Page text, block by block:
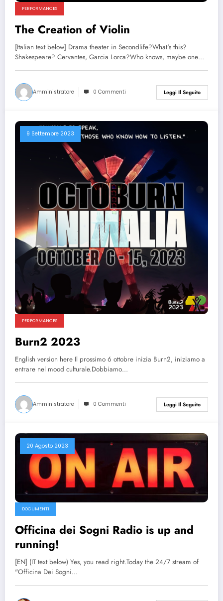
PERFORMANCES
The Creation of Violin
[Italian text below] Drama theater in Secondlife?What's this?
Shakespeare? Cervantes, Garcia Lorca?Who knows, maybe one…
Amministratore 0 Commenti Leggi Il Seguito
9 Settembre 2023
PERFORMANCES
Burn2 2023
English version here Il prossimo 6 ottobre inizia Burn2, iniziamo a
entrare nel mood culturale.Dobbiamo…
Amministratore 0 Commenti Leggi Il Seguito
20 Agosto 2023
DOCUMENTI
Officina dei Sogni Radio is up and
running!
[EN] (IT text below) Yes, you read right.Today the 24/7 stream of
"Officina Dei Sogni…